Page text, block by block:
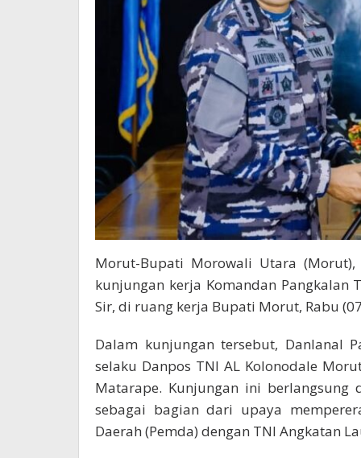
Morut-Bupati Morowali Utara (Morut),
kunjungan kerja Komandan Pangkalan
Sir, di ruang kerja Bupati Morut, Rabu
Dalam kunjungan tersebut, Danlanal
selaku Danpos TNI AL Kolonodale
Matarape. Kunjungan ini berlangsung
sebagai bagian dari upaya
Daerah (Pemda) dengan TNI Angkatan